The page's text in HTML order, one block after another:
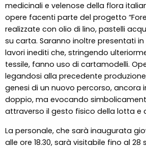
medicinali e velenose della flora
opere facenti parte del progetto
realizzate con olio di lino, pastelli
su carta. Saranno inoltre presentati
lavori inediti che, stringendo
tessile, fanno uso di cartamodelli.
legandosi alla precedente
genesi di un nuovo percorso, ancora
doppio, ma evocando
attraverso il gesto fisico della lotta e
La personale, che sarà inaugurata
alle ore 18.30, sarà visitabile fino al 28